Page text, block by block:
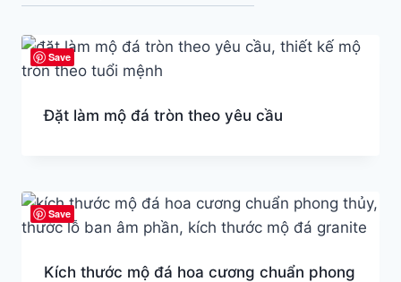
Save
Đặt làm mộ đá tròn theo yêu cầu
Save
Kích thước mộ đá hoa cương chuẩn phong